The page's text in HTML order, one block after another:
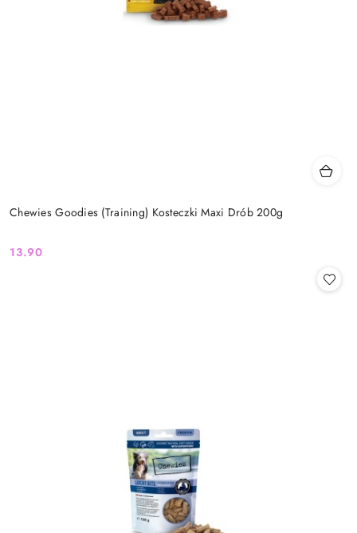
Chewies Goodies (Training) Kosteczki Maxi Drób 200g
Cena:
13.90